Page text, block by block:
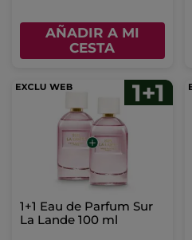
AÑADIR A MI
CESTA
1+1 Eau de Parfum Sur
La Lande 100 ml